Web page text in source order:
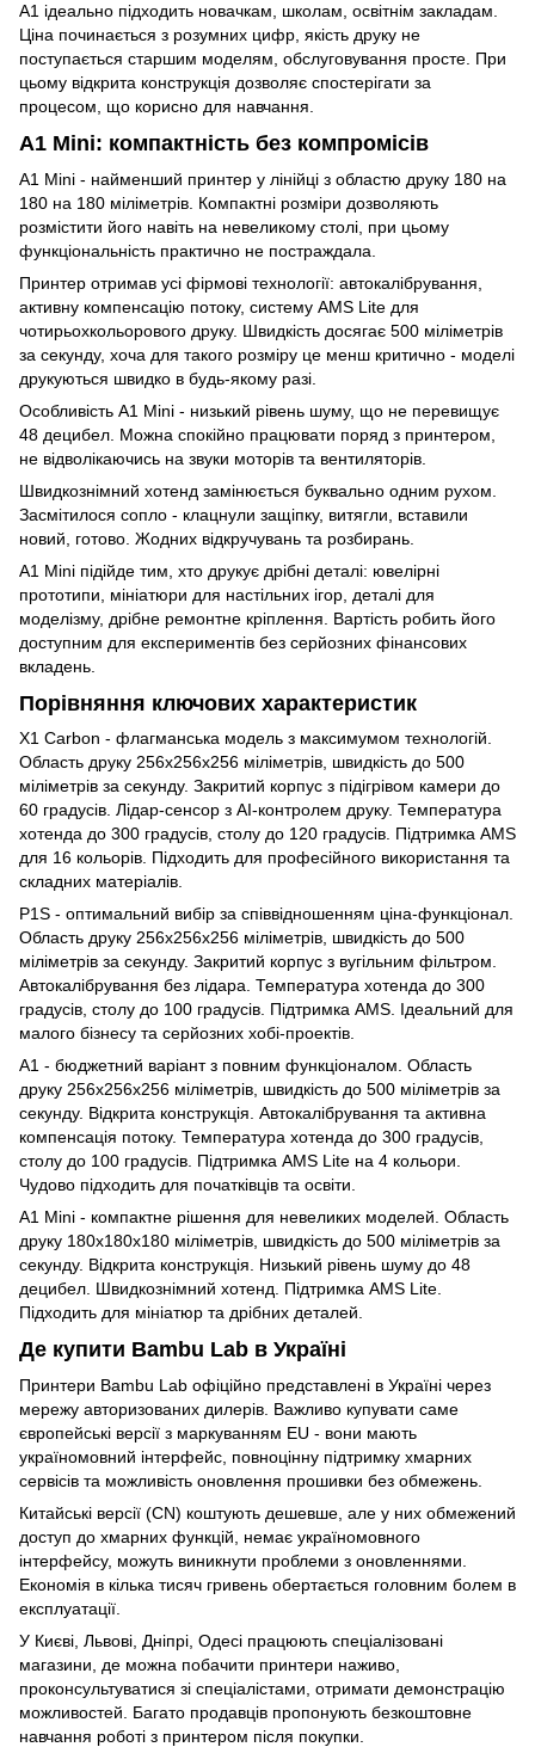
A1 ідеально підходить новачкам, школам, освітнім закладам.
Ціна починається з розумних цифр, якість друку не
поступається старшим моделям, обслуговування просте. При
цьому відкрита конструкція дозволяє спостерігати за
процесом, що корисно для навчання.
A1 Mini: компактність без компромісів
A1 Mini - найменший принтер у лінійці з областю друку 180 на
180 на 180 міліметрів. Компактні розміри дозволяють
розмістити його навіть на невеликому столі, при цьому
функціональність практично не постраждала.
Принтер отримав усі фірмові технології: автокалібрування,
активну компенсацію потоку, систему AMS Lite для
чотирьохкольорового друку. Швидкість досягає 500 міліметрів
за секунду, хоча для такого розміру це менш критично - моделі
друкуються швидко в будь-якому разі.
Особливість A1 Mini - низький рівень шуму, що не перевищує
48 децибел. Можна спокійно працювати поряд з принтером,
не відволікаючись на звуки моторів та вентиляторів.
Швидкознімний хотенд замінюється буквально одним рухом.
Засмітилося сопло - клацнули защіпку, витягли, вставили
новий, готово. Жодних відкручувань та розбирань.
A1 Mini підійде тим, хто друкує дрібні деталі: ювелірні
прототипи, мініатюри для настільних ігор, деталі для
моделізму, дрібне ремонтне кріплення. Вартість робить його
доступним для експериментів без серйозних фінансових
вкладень.
Порівняння ключових характеристик
X1 Carbon - флагманська модель з максимумом технологій.
Область друку 256х256х256 міліметрів, швидкість до 500
міліметрів за секунду. Закритий корпус з підігрівом камери до
60 градусів. Лідар-сенсор з AI-контролем друку. Температура
хотенда до 300 градусів, столу до 120 градусів. Підтримка AMS
для 16 кольорів. Підходить для професійного використання та
складних матеріалів.
P1S - оптимальний вибір за співвідношенням ціна-функціонал.
Область друку 256х256х256 міліметрів, швидкість до 500
міліметрів за секунду. Закритий корпус з вугільним фільтром.
Автокалібрування без лідара. Температура хотенда до 300
градусів, столу до 100 градусів. Підтримка AMS. Ідеальний для
малого бізнесу та серйозних хобі-проектів.
A1 - бюджетний варіант з повним функціоналом. Область
друку 256х256х256 міліметрів, швидкість до 500 міліметрів за
секунду. Відкрита конструкція. Автокалібрування та активна
компенсація потоку. Температура хотенда до 300 градусів,
столу до 100 градусів. Підтримка AMS Lite на 4 кольори.
Чудово підходить для початківців та освіти.
A1 Mini - компактне рішення для невеликих моделей. Область
друку 180х180х180 міліметрів, швидкість до 500 міліметрів за
секунду. Відкрита конструкція. Низький рівень шуму до 48
децибел. Швидкознімний хотенд. Підтримка AMS Lite.
Підходить для мініатюр та дрібних деталей.
Де купити Bambu Lab в Україні
Принтери Bambu Lab офіційно представлені в Україні через
мережу авторизованих дилерів. Важливо купувати саме
європейські версії з маркуванням EU - вони мають
україномовний інтерфейс, повноцінну підтримку хмарних
сервісів та можливість оновлення прошивки без обмежень.
Китайські версії (CN) коштують дешевше, але у них обмежений
доступ до хмарних функцій, немає україномовного
інтерфейсу, можуть виникнути проблеми з оновленнями.
Економія в кілька тисяч гривень обертається головним болем в
експлуатації.
У Києві, Львові, Дніпрі, Одесі працюють спеціалізовані
магазини, де можна побачити принтери наживо,
проконсультуватися зі спеціалістами, отримати демонстрацію
можливостей. Багато продавців пропонують безкоштовне
навчання роботі з принтером після покупки.